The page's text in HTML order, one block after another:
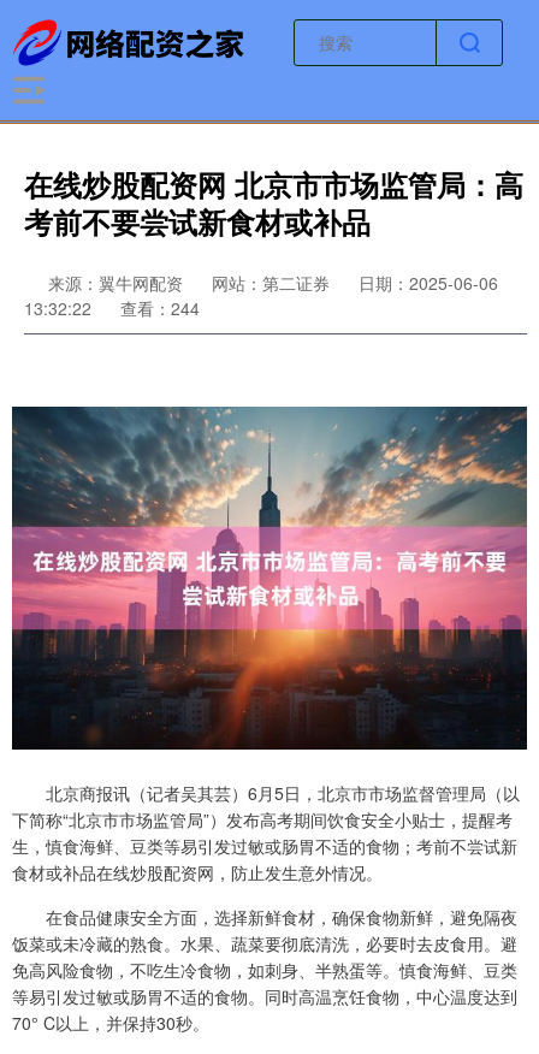
在线炒股配资网 北京市市场监管局：高
考前不要尝试新食材或补品
来源：翼牛网配资 网站：第二证券
日期：2025-06-06
13:32:22
查看：244
北京商报讯（记者吴其芸）6月5日，北京市市场监督管理局（以
下简称“北京市市场监管局”）发布高考期间饮食安全小贴士，提醒考
生，慎食海鲜、豆类等易引发过敏或肠胃不适的食物；考前不尝试新
食材或补品在线炒股配资网，防止发生意外情况。
在食品健康安全方面，选择新鲜食材，确保食物新鲜，避免隔夜
饭菜或未冷藏的熟食。水果、蔬菜要彻底清洗，必要时去皮食用。避
免高风险食物，不吃生冷食物，如刺身、半熟蛋等。慎食海鲜、豆类
等易引发过敏或肠胃不适的食物。同时高温烹饪食物，中心温度达到
70° C以上，并保持30秒。